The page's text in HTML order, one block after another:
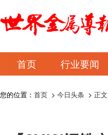
首页 行业要闻
您的位置： 首页 > 今日头条 > 正文